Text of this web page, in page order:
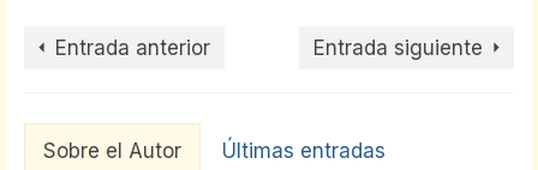
Entrada anterior Entrada siguiente
Sobre el Autor Últimas entradas